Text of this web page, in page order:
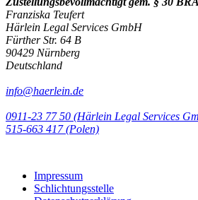
Franziska Teufert
Härlein Legal Services GmbH
Fürther Str. 64 B
90429 Nürnberg
Deutschland
info@haerlein.de
0911-23 77 50 (Härlein Legal Services
‭515-663 417 (Polen)‬‬‬
Impressum
Schlichtungsstelle